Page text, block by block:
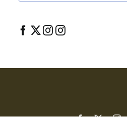
イ
ブ